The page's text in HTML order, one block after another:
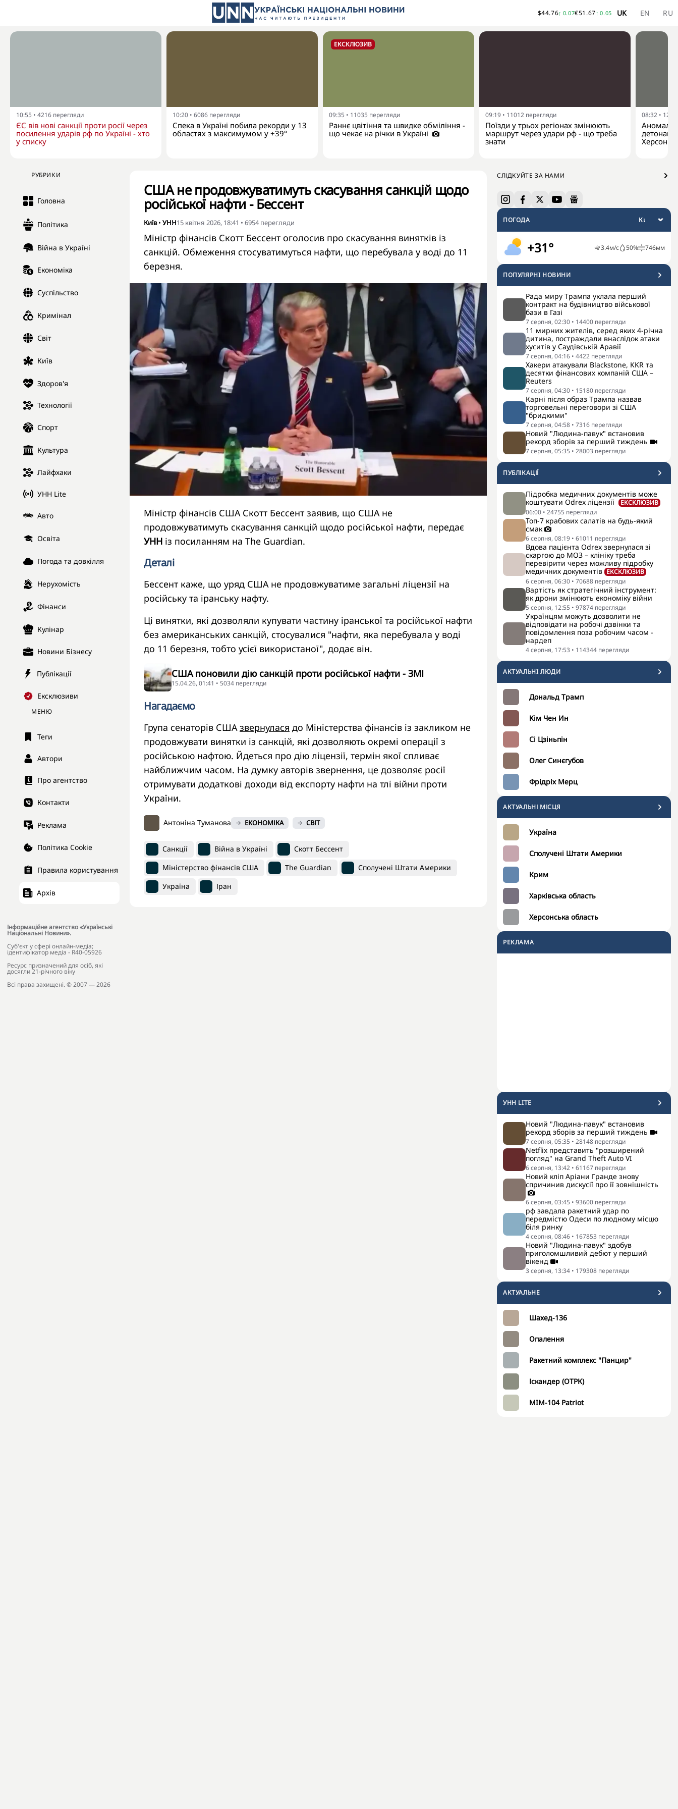
$44.76↑ 0.07€51.67↑ 0.05 UK EN RU
10:55 • 4216 перегляди
ЄС вів нові санкції проти росії через
посилення ударів рф по Україні - хто
у списку
10:20 • 6086 перегляди
Спека в Україні побила рекорди у 13
областях з максимумом у +39°
ЕКСКЛЮЗИВ
09:35 • 11035 перегляди
Раннє цвітіння та швидке обміління -
що чекає на річки в Україні
09:19 • 11012 перегляди
Поїзди у трьох регіонах змінюють
маршрут через удари рф - що треба
знати
08:32 •
РУБРИКИ
Головна
Політика
Війна в Україні
Економіка
Суспільство
Кримінал
Світ
Київ
Здоров'я
Технології
Спорт
Культура
Лайфхаки
УНН Lite
Авто
Освіта
Погода та довкілля
Нерухомість
Фінанси
Кулінар
Новини Бізнесу
Публікації
Ексклюзиви
МЕНЮ
Теги
Автори
Про агентство
Контакти
Реклама
Політика Cookie
Правила користування
Архів
Інформаційне агентство «Українські
Національні Новини».
Cуб'єкт у сфері онлайн-медіа;
ідентифікатор медіа - R40-05926
Ресурс призначений для осіб, які
досягли 21-річного віку
Всі права захищені. © 2007 — 2026
СЛІДКУЙТЕ ЗА НАМИ
ПОГОДА
+31° 3.4м/с 50% 746мм
ПОПУЛЯРНI НОВИНИ
Рада миру Трампа уклала перший
контракт на будівництво військової
бази в Газі
7 серпня, 02:30 • 14400 перегляди
11 мирних жителів, серед яких 4-річна
дитина, постраждали внаслідок атаки
хуситів у Саудівській Аравії
7 серпня, 04:16 • 4422 перегляди
Хакери атакували Blackstone, KKR та
десятки фінансових компаній США –
Reuters
7 серпня, 04:30 • 15180 перегляди
Карні після образ Трампа назвав
торговельні переговори зі США
"бридкими"
7 серпня, 04:58 • 7316 перегляди
Новий "Людина-павук" встановив
рекорд зборів за перший тиждень
7 серпня, 05:35 • 28003 перегляди
ПУБЛІКАЦІЇ
Підробка медичних документів може
коштувати Odrex ліцензії
ЕКСКЛЮЗИВ
06:00 • 24755 перегляди
Топ-7 крабових салатів на будь-який
смак
6 серпня, 08:19 • 61011 перегляди
Вдова пацієнта Odrex звернулася зі
скаргою до МОЗ – клініку треба
перевірити через можливу підробку
медичних документів ЕКСКЛЮЗИВ
6 серпня, 06:30 • 70688 перегляди
Вартість як стратегічний інструмент:
як дрони змінюють економіку війни
5 серпня, 12:55 • 97874 перегляди
Українцям можуть дозволити не
відповідати на робочі дзвінки та
повідомлення поза робочим часом -
нардеп
4 серпня, 17:53 • 114344 перегляди
АКТУАЛЬНI ЛЮДИ
Дональд Трамп
Кім Чен Ин
Сі Цзіньпін
Олег Синєгубов
Фрідріх Мерц
АКТУАЛЬНІ МІСЦЯ
Україна
Сполучені Штати Америки
Крим
Харківська область
Херсонська область
РЕКЛАМА
УНН LITE
Новий "Людина-павук" встановив
рекорд зборів за перший тиждень
7 серпня, 05:35 • 28148 перегляди
Netflix представить "розширений
погляд" на Grand Theft Auto VI
6 серпня, 13:42 • 61167 перегляди
Новий кліп Аріани Гранде знову
спричинив дискусії про її зовнішність
6 серпня, 03:45 • 93600 перегляди
рф завдала ракетний удар по
передмістю Одеси по людному місцю
біля ринку
4 серпня, 08:46 • 167853 перегляди
Новий "Людина-павук" здобув
приголомшливий дебют у перший
вікенд
3 серпня, 13:34 • 179308 перегляди
АКТУАЛЬНЕ
Шахед-136
Опалення
Ракетний комплекс "Панцир"
Іскандер (ОТРК)
MIM-104 Patriot
США не продовжуватимуть скасування санкцій щодо
російської нафти - Бессент
Київ• УНН15 квітня 2026, 18:41 • 6954 перегляди
Міністр фінансів Скотт Бессент оголосив про скасування винятків із
санкцій. Обмеження стосуватимуться нафти, що перебувала у воді до 11
березня.
Міністр фінансів США Скотт Бессент заявив, що США не
продовжуватимуть скасування санкцій щодо російської нафти, передає
УНН із посиланням на The Guardian.
Деталі
Бессент каже, що уряд США не продовжуватиме загальні ліцензії на
російську та іранську нафту.
Ці винятки, які дозволяли купувати частину іранської та російської нафти
без американських санкцій, стосувалися "нафти, яка перебувала у воді
до 11 березня, тобто усієї використаної", додає він.
США поновили дію санкцій проти російської нафти - ЗМІ
15.04.26, 01:41 • 5034 перегляди
Нагадаємо
Група сенаторів СШАзвернулася до Міністерства фінансів із закликом не
продовжувати винятки із санкцій, які дозволяють окремі операції з
російською нафтою. Йдеться про дію ліцензії, термін якої спливає
найближчим часом. На думку авторів звернення, це дозволяє росії
отримувати додаткові доходи від експорту нафти на тлі війни проти
України.
Антоніна Туманова ЕКОНОМІКА СВІТ
Санкції Війна в Україні
Скотт Бессент
Міністерство фінансів США
The Guardian
Сполучені Штати Америки
Україна
Іран